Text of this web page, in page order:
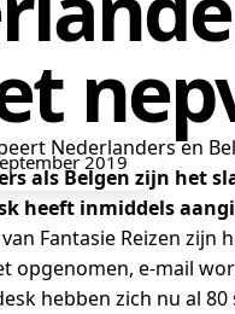
2019
Nederlanders en
als Belgen zijn het
heeft inmiddels
Fantasie Reizen
opgenomen, e-mail
hebben zich nu al